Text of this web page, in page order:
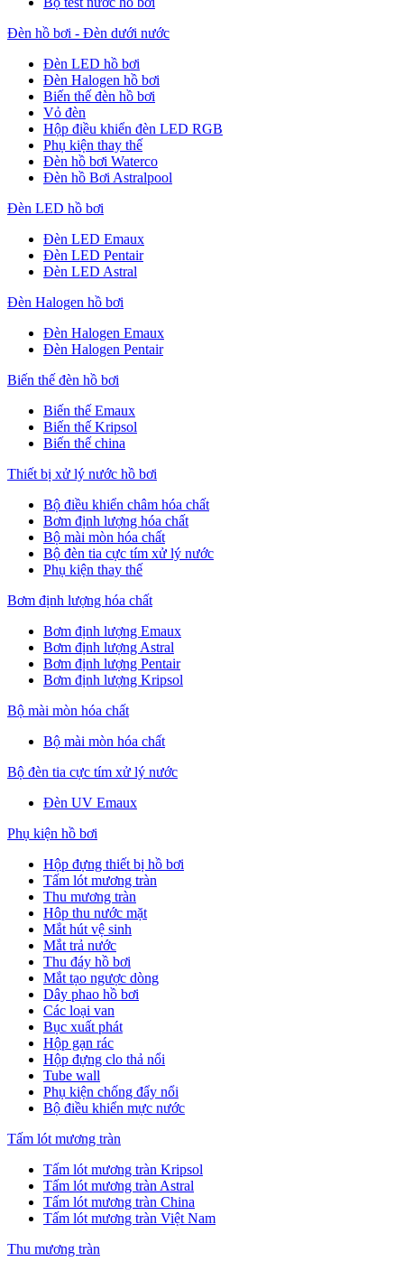
Đèn hồ bơi - Đèn dưới nước
Đèn LED hồ bơi
Đèn Halogen hồ bơi
Biến thế đèn hồ bơi
Vỏ đèn
Hộp điều khiển đèn LED RGB
Phụ kiện thay thế
Đèn hồ bơi Waterco
Đèn hồ Bơi Astralpool
Đèn LED hồ bơi
Đèn LED Emaux
Đèn LED Pentair
Đèn LED Astral
Đèn Halogen hồ bơi
Đèn Halogen Emaux
Đèn Halogen Pentair
Biến thế đèn hồ bơi
Biến thế Emaux
Biến thế Kripsol
Biến thế china
Thiết bị xử lý nước hồ bơi
Bộ điều khiển châm hóa chất
Bơm định lượng hóa chất
Bộ mài mòn hóa chất
Bộ đèn tia cực tím xử lý nước
Phụ kiện thay thế
Bơm định lượng hóa chất
Bơm định lượng Emaux
Bơm định lượng Astral
Bơm định lượng Pentair
Bơm định lượng Kripsol
Bộ mài mòn hóa chất
Bộ mài mòn hóa chất
Bộ đèn tia cực tím xử lý nước
Đèn UV Emaux
Phụ kiện hồ bơi
Hộp đựng thiết bị hồ bơi
Tấm lót mương tràn
Thu mương tràn
Hôp thu nước mặt
Mắt hút vệ sinh
Mắt trả nước
Thu đáy hồ bơi
Mắt tạo ngược dòng
Dây phao hồ bơi
Các loại van
Bục xuất phát
Hộp gạn rác
Hộp đựng clo thả nổi
Tube wall
Phụ kiện chống đẩy nổi
Bộ điều khiển mực nước
Tấm lót mương tràn
Tấm lót mương tràn Kripsol
Tấm lót mương tràn Astral
Tấm lót mương tràn China
Tấm lót mương tràn Việt Nam
Thu mương tràn